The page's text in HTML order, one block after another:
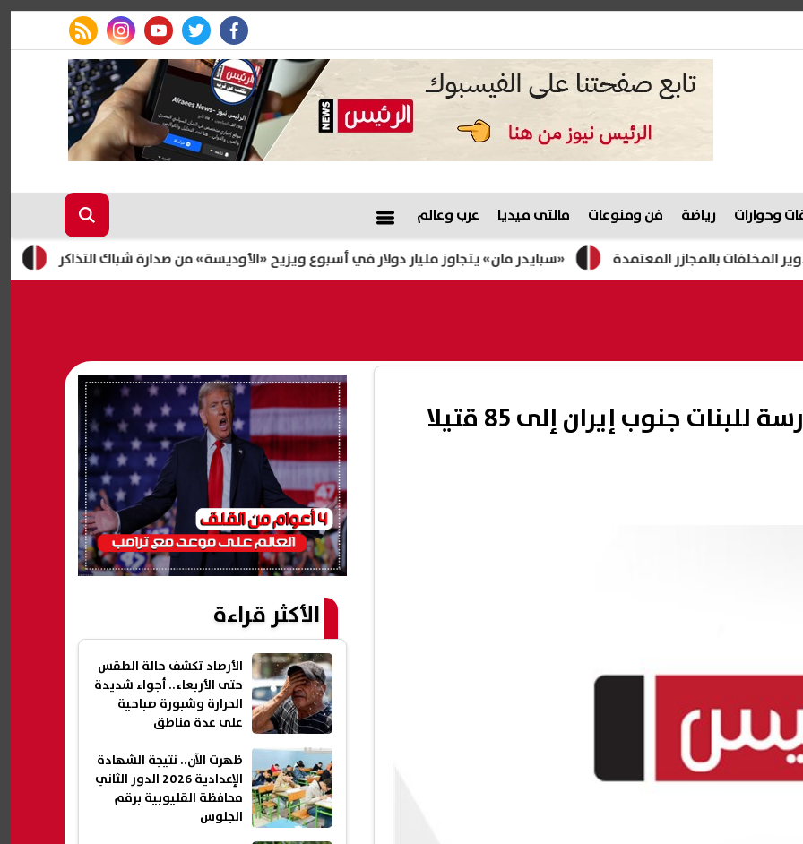
facebook
twitter
youtube
instagram
rss feed
وحوارات رياضة فن ومنوعات مالتى ميديا عرب وعالم
«الري» تعلن حسم «سبايدر مان» يتجاوز مليار دولار في أسبوع ويزيح «الأوديسة» من صدارة شباك التذاكر
جنوب إيران إلى 85 قتيلا
الأكثر قراءة
الأرصاد تكشف حالة الطقس
حتى الأربعاء.. أجواء شديدة
الحرارة وشبورة صباحية
على عدة مناطق
ظهرت الآن.. نتيجة الشهادة
الإعدادية 2026 الدور الثاني
محافظة القليوبية برقم
الجلوس